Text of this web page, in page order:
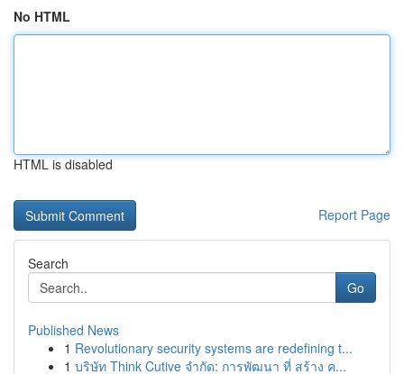
No HTML
HTML is disabled
Report Page
Search
Go
Published News
1 Revolutionary security systems are redefining t...
1 บริษัท Think Cutive จำกัด: การพัฒนา ที่ สร้าง ค...